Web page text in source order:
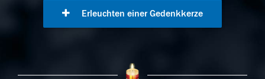
Erleuchten einer Gedenkkerze